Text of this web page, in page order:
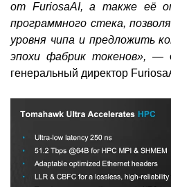
от FuriosaAI, а также её
программного стека,
уровня чипа и предложить
эпохи фабрик токенов», —
генеральный директор